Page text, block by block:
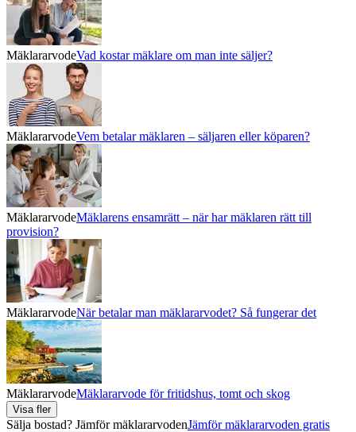
MäklararvodeVad kostar mäklare om man inte säljer?
MäklararvodeVem betalar mäklaren – säljaren eller köparen?
MäklararvodeMäklarens ensamrätt – när har mäklaren rätt till
provision?
MäklararvodeNär betalar man mäklararvodet? Så fungerar det
MäklararvodeMäklararvode för fritidshus, tomt och skog
Visa fler
Sälja bostad? Jämför mäklararvodenJämför mäklararvoden gratis